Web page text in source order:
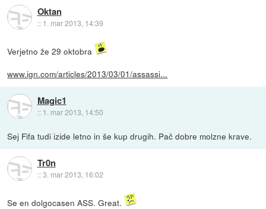
Oktan
:: 1. mar 2013, 14:39
Verjetno že 29 oktobra
www.ign.com/articles/2013/03/01/assassi...
Magic1
:: 1. mar 2013, 14:50
Sej Fifa tudi izide letno in še kup drugih. Pač dobre molzne krave.
Tr0n
::3. mar 2013, 16:02
Se en dolgocasen ASS. Great.